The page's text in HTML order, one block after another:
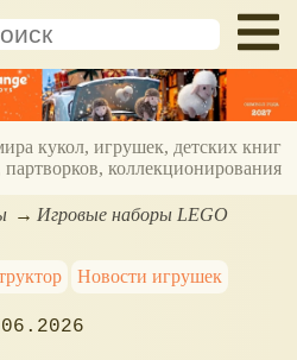
кукол, игрушек, детских книг
коллекционирования
Игровые наборы LEGO
Новости игрушек